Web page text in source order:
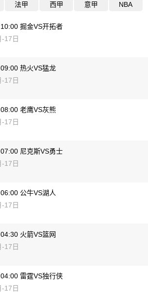
法甲 西甲 意甲 NBA
掘金VS开拓者
17日
热火VS猛龙
17日
老鹰VS灰熊
17日
尼克斯VS勇士
17日
公牛VS湖人
17日
火箭VS篮网
17日
雷霆VS独行侠
17日